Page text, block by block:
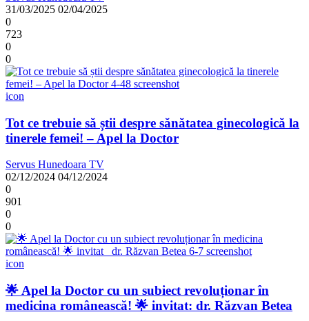
31/03/2025 02/04/2025
0
723
0
0
icon
Tot ce trebuie să știi despre sănătatea ginecologică la
tinerele femei! – Apel la Doctor
Servus Hunedoara TV
02/12/2024 04/12/2024
0
901
0
0
icon
🌟 Apel la Doctor cu un subiect revoluționar în
medicina românească! 🌟 invitat: dr. Răzvan Betea